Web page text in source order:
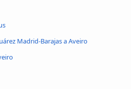
Madrid-Barajas a Aveiro